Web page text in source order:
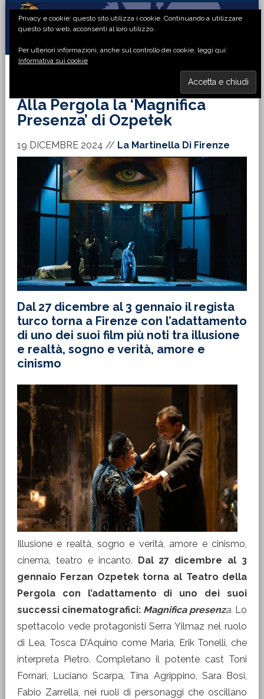
Passa
primaria
Passa
principale
Passa
laterale
Passa
di
Alla Pergola la ‘Magnifica
Presenza’ di Ozpetek
19 DICEMBRE 2024 // La Martinella Di Firenze
Dal 27 dicembre al 3 gennaio il regista
turco torna a Firenze con l’adattamento
di uno dei suoi film più noti tra illusione
e realtà, sogno e verità, amore e
cinismo
Illusione e realtà, sogno e verità, amore e cinismo,
cinema, teatro e incanto.
Dal 27 dicembre al 3
gennaio Ferzan Ozpetek torna al Teatro della
Pergola con l’adattamento di uno dei suoi
successi cinematografici: Magnifica presenza. Lo
spettacolo vede protagonisti Serra Yilmaz nel ruolo
di Lea, Tosca D’Aquino come Maria, Erik Tonelli, che
interpreta Pietro. Completano il potente cast Toni
Fornari, Luciano Scarpa, Tina Agrippino, Sara Bosi,
Fabio Zarrella, nei ruoli di personaggi che oscillano
Privacy e cookie: questo sito utilizza i cookie. Continuando a utilizzare
questo sito web, acconsenti al loro utilizzo.
Per ulteriori informazioni, anche sul controllo dei cookie, leggi qui:
Informativa sui cookie